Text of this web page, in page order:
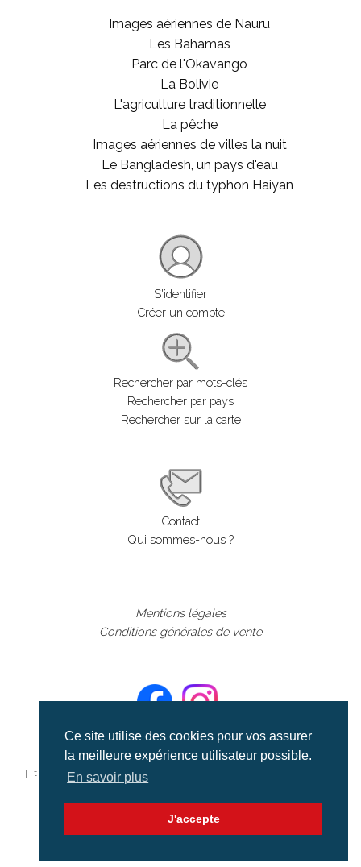
Ce site utilise des cookies pour vos assurer
la meilleure expérience utilisateur possible.
En savoir plus
J'accepte
Images aériennes de Nauru
Les Bahamas
Parc de l'Okavango
La Bolivie
L'agriculture traditionnelle
La pêche
Images aériennes de villes la nuit
Le Bangladesh, un pays d'eau
Les destructions du typhon Haiyan
S'identifier
Créer un compte
Rechercher par mots-clés
Rechercher par pays
Rechercher sur la carte
Contact
Qui sommes-nous ?
Mentions légales
Conditions générales de vente
©aerialcollection marque déposée 2024
| tous droits réservés | aerialcollection.fr banque d'images
aériennes et documentaires video et cinéma |